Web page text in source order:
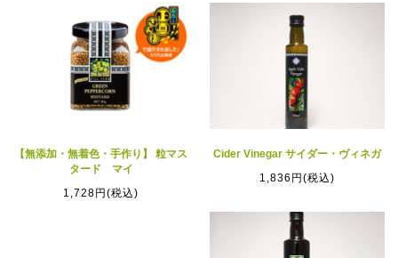
【無添加・無着色・手作り】 粒マス
タード マイ
1,728円(税込)
Cider Vinegar サイダー・ヴィネガ
1,836円(税込)